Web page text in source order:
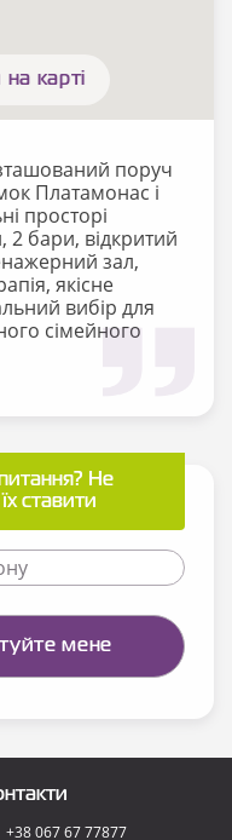
карті
поруч
Платамонас і
просторі
бари, відкритий
зал,
якісне
вибір для
сімейного
Не
ставити
+38 067 67 77877